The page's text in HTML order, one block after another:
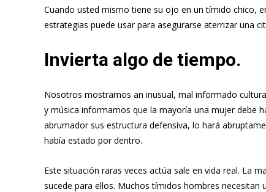
Cuando usted mismo tiene su ojo en un tímido chico,
estrategias puede usar para asegurarse aterrizar una
Invierta algo de tiempo.
Nosotros mostramos an inusual, mal informado
y música informarnos que la mayoría una mujer debe
abrumador sus estructura defensiva, lo hará
había estado por dentro.
Este situación raras veces actúa sale en vida real. La
sucede para ellos. Muchos tímidos hombres